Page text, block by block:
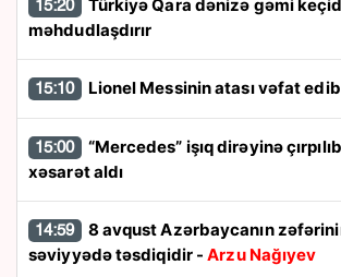
15:20
məhdudlaşdırır
15:10 Lionel Messinin atası vəfat edib
15:00
xəsarət aldı
14:59
səviyyədə təsdiqidir -Arzu Nağıyev